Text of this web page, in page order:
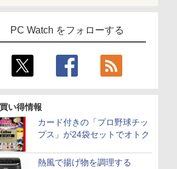
PC Watch をフォローする
い得情報
カード付きの「プロ野球チッ
プス」が24袋セットでオトク
熱風で揚げ物を調理する